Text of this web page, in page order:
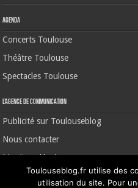
Agenda
Concerts Toulouse
Théâtre Toulouse
Spectacles Toulouse
L’agence de communication
Publicité sur Toulouseblog
Nous contacter
Mentions légales
Toulouseblog.fr utilise des
utilisation du site. Pour